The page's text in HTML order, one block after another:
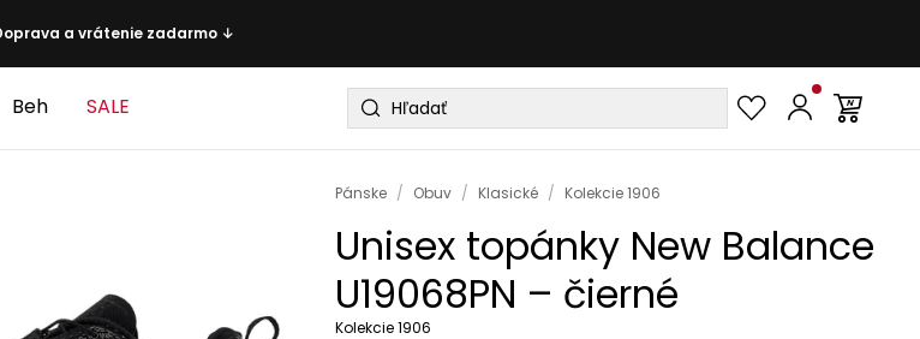
a vrátenie zadarmo ↓
Beh SALE
Pánske / Obuv / Klasické / Kolekcie 1906
Unisex topánky New Balance
U19068PN – čierné
Kolekcie 1906